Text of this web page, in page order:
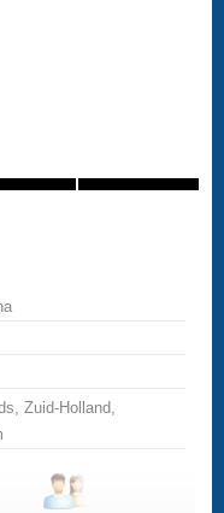
Zuid-Holland,